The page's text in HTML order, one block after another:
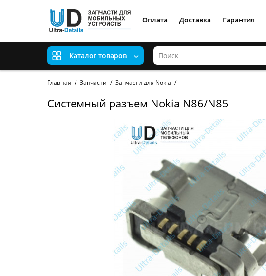
Оплата Доставка Гарантия
Каталог товаров
Главная Запчасти Запчасти для Nokia
Системный разъем Nokia N86/N85